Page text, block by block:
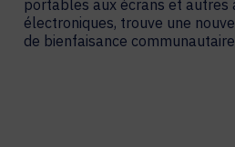
portables aux écrans et autres
électroniques, trouve une
de bienfaisance